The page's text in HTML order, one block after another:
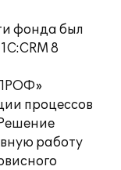
фонда был
8
процессов
работу